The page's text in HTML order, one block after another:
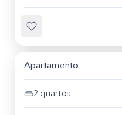
Apartamento
2 quartos